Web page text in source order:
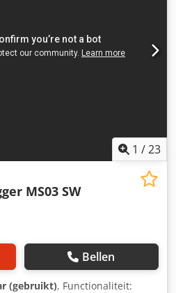
1 /23
MS03 SW
Bellen
(gebruikt), Functionaliteit: